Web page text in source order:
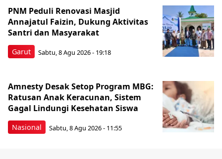
Garut
PNM Peduli Renovasi Masjid
Annajatul Faizin, Dukung Aktivitas
Santri dan Masyarakat
Sabtu, 8 Agu 2026 - 19:18
Nasional
Amnesty Desak Setop Program MBG:
Ratusan Anak Keracunan, Sistem
Gagal Lindungi Kesehatan Siswa
Sabtu, 8 Agu 2026 - 11:55